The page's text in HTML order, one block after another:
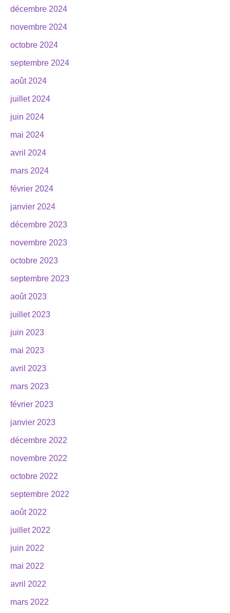
décembre 2024
novembre 2024
octobre 2024
septembre 2024
août 2024
juillet 2024
juin 2024
mai 2024
avril 2024
mars 2024
février 2024
janvier 2024
décembre 2023
novembre 2023
octobre 2023
septembre 2023
août 2023
juillet 2023
juin 2023
mai 2023
avril 2023
mars 2023
février 2023
janvier 2023
décembre 2022
novembre 2022
octobre 2022
septembre 2022
août 2022
juillet 2022
juin 2022
mai 2022
avril 2022
mars 2022